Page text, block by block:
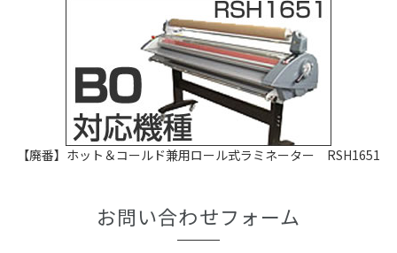
【廃番】ホット＆コールド兼用ロール式ラミネーター RSH1651
お問い合わせフォーム